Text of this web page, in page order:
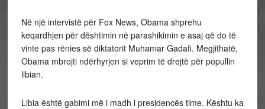
Në një intervistë për Fox News, Obama shprehu
keqardhjen për dështimin në parashikimin e asaj që do të
vinte pas rënies së diktatorit Muhamar Gadafi. Megjithatë,
Obama mbrojti ndërhyrjen si veprim të drejtë për popullin
libian.
Libia është gabimi më i madh i presidencës time. Kështu ka